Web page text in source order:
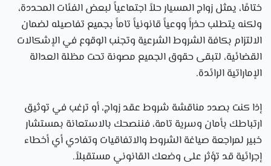
ختامًا، يمثل زواج المسيار حلاً اجتماعياً لبعض الفئات المحددة،
ولكنه يتطلب حذراً ووعياً قانونياً تاماً بجميع تفاصيله لضمان
الالتزام بكافة الشروط الشرعية وتجنب الوقوع في الإشكالات
القضائية، لتبقى حقوق الجميع مصونة تحت مظلة العدالة
الإماراتية الرائدة.
إذا كنت بصدد مناقشة شروط عقد زواج، أو ترغب في توثيق
ارتباطك بأمان وسرية تامة، فننصحك بالاستعانة بمستشار
خبير لمراجعة صياغة الشروط والاتفاقيات وتفادي أي أخطاء
إجرائية قد تؤثر على وضعك القانوني مستقبلاً.